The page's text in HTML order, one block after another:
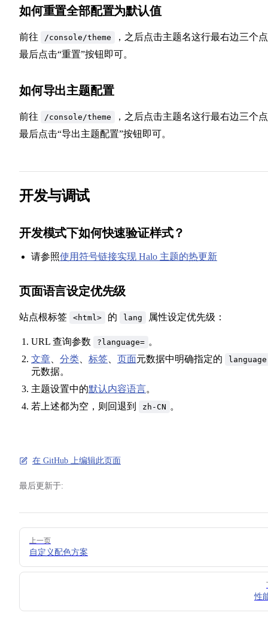
如何重置全部配置为默认值
前往 /console/theme
，之后点击主题名这行最右边三个
最后点击“重置”按钮即可。
如何导出主题配置
前往 /console/theme
，之后点击主题名这行最右边三个
最后点击“导出主题配置”按钮即可。
开发与调试
开发模式下如何快速验证样式？
请参照使用符号链接实现 Halo 主题的热更新
页面语言设定优先级
站点根标签 <html> 的 lang 属性设定优先级：
URL 查询参数 ?language= 。
文章
分类 标签 页面元数据中明确指定的 language
元数据。
主题设置中的默认内容语言。
若上述都为空，则回退到
zh-CN 。
在 GitHub 上编辑此页面
最后更新于:
Pager
上一页
自定义配色方案
性